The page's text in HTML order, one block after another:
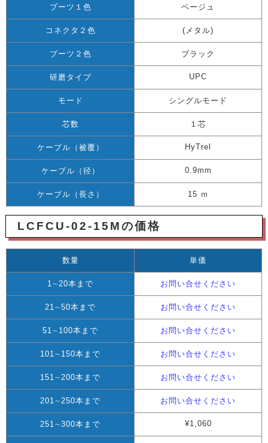
ブーツ１色 ベージュ
コネクタ２色 (メタル)
ブーツ２色 ブラック
研磨タイプ UPC
モード シングルモード
芯数 １芯
ケーブル（被覆） HyTrel
ケーブル（径） 0.9mm
ケーブル（長さ） 15 ｍ
LCFCU-02-15Mの価格
数量 単価
1∼20本まで お問い合せください
21∼50本まで お問い合せください
51∼100本まで お問い合せください
101∼150本まで お問い合せください
151∼200本まで お問い合せください
201∼250本まで お問い合せください
251∼300本まで ¥1,060